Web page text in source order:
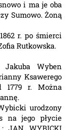
i ma je oba
Sumowo. Żoną
1862 r. po śmierci
Rutkowska.
Jakuba Wyben
Ksawerego
1779 r. Można
urodzony
na jego płycie
JAN WYBICKI